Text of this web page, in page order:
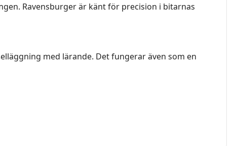
Ravensburger är känt för precision i bitarnas
med lärande. Det fungerar även som en